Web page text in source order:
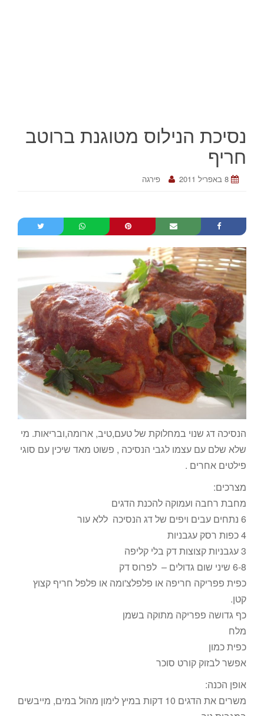
נסיכת הנילוס מטוגנת ברוטב
חריף
8 באפריל 2011 פירגה
הנסיכה דג שנוי במחלוקת של טעם,טיב, ארומה,ובריאות. מי
שלא שלם עם עצמו לגבי הנסיכה , פשוט מאד שיכין עם סוגי
פילטים אחרים .
מצרכים:
מחבת רחבה ועמוקה להכנת הדגים
6 נתחים עבים ויפים של דג הנסיכה ללא עור
4 כפות רסק עגבניות
3 עגבניות קצוצות דק בלי קליפה
6-8 שיני שום גדולים – לפרוס דק
כפית פפריקה חריפה או פלפלצ'ומה או פלפל חריף קצוץ
קטן.
כף גדושה פפריקה מתוקה בשמן
מלח
כפית כמון
אפשר לבזוק קורט סוכר
אופן הכנה:
משרים את הדגים 10 דקות במיץ לימון מהול במים, מייבשים